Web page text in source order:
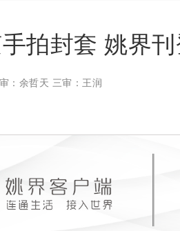
：余哲天 三审：王润